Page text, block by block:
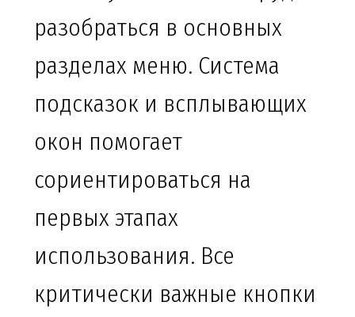
разобраться в основных
разделах меню. Система
подсказок и всплывающих
окон помогает
сориентироваться на
первых этапах
использования. Все
критически важные кнопки